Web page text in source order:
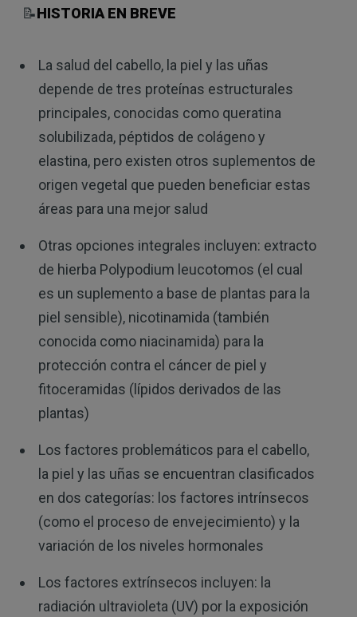
📝HISTORIA EN BREVE
La salud del cabello, la piel y las uñas
depende de tres proteínas estructurales
principales, conocidas como queratina
solubilizada, péptidos de colágeno y
elastina, pero existen otros suplementos de
origen vegetal que pueden beneficiar estas
áreas para una mejor salud
Otras opciones integrales incluyen: extracto
de hierba Polypodium leucotomos (el cual
es un suplemento a base de plantas para la
piel sensible), nicotinamida (también
conocida como niacinamida) para la
protección contra el cáncer de piel y
fitoceramidas (lípidos derivados de las
plantas)
Los factores problemáticos para el cabello,
la piel y las uñas se encuentran clasificados
en dos categorías: los factores intrínsecos
(como el proceso de envejecimiento) y la
variación de los niveles hormonales
Los factores extrínsecos incluyen: la
radiación ultravioleta (UV) por la exposición